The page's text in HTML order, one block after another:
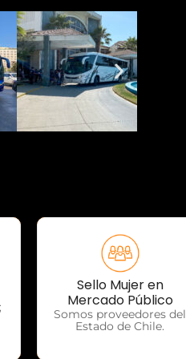
Sello Mujer en
Mercado Público
Somos proveedores del
Estado de Chile.
OTP Servicios